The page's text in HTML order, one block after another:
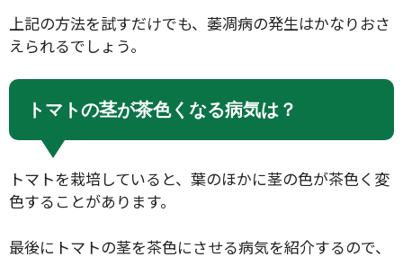
上記の方法を試すだけでも、萎凋病の発生はかなりおさ
えられるでしょう。
トマトの茎が茶色くなる病気は？
トマトを栽培していると、葉のほかに茎の色が茶色く変
色することがあります。
最後にトマトの茎を茶色にさせる病気を紹介するので、